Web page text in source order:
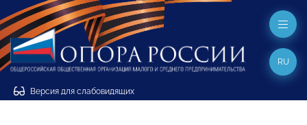
Версия для слабовидящих
RU